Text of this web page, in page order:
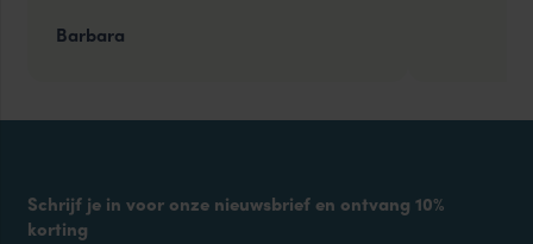
Barbara
Schrijf je in voor onze nieuwsbrief en ontvang 10%
korting